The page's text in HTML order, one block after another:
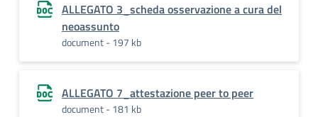
ALLEGATO 3_scheda osservazione a cura del
neoassunto
document - 197 kb
ALLEGATO 7_attestazione peer to peer
document - 181 kb